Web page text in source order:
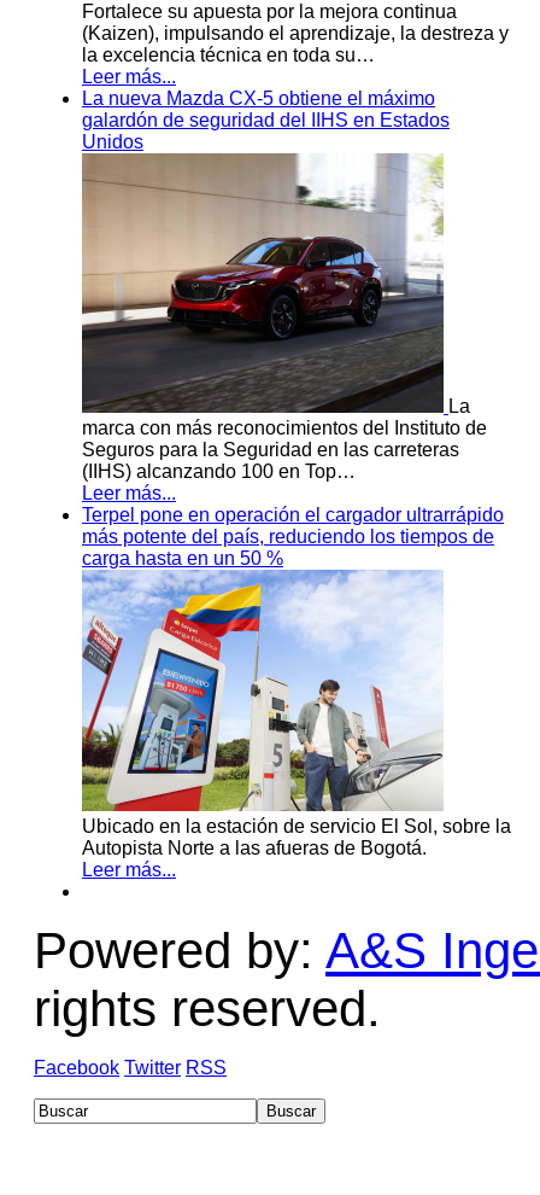
Fortalece su apuesta por la mejora continua
(Kaizen), impulsando el aprendizaje, la destreza y
la excelencia técnica en toda su…
Leer más...
La nueva Mazda CX-5 obtiene el máximo
galardón de seguridad del IIHS en Estados
Unidos
La
marca con más reconocimientos del Instituto de
Seguros para la Seguridad en las carreteras
(IIHS) alcanzando 100 en Top…
Leer más...
Terpel pone en operación el cargador ultrarrápido
más potente del país, reduciendo los tiempos de
carga hasta en un 50 %
Ubicado en la estación de servicio El Sol, sobre la
Autopista Norte a las afueras de Bogotá.
Leer más...
Powered by: A&S
rights reserved.
Facebook Twitter RSS